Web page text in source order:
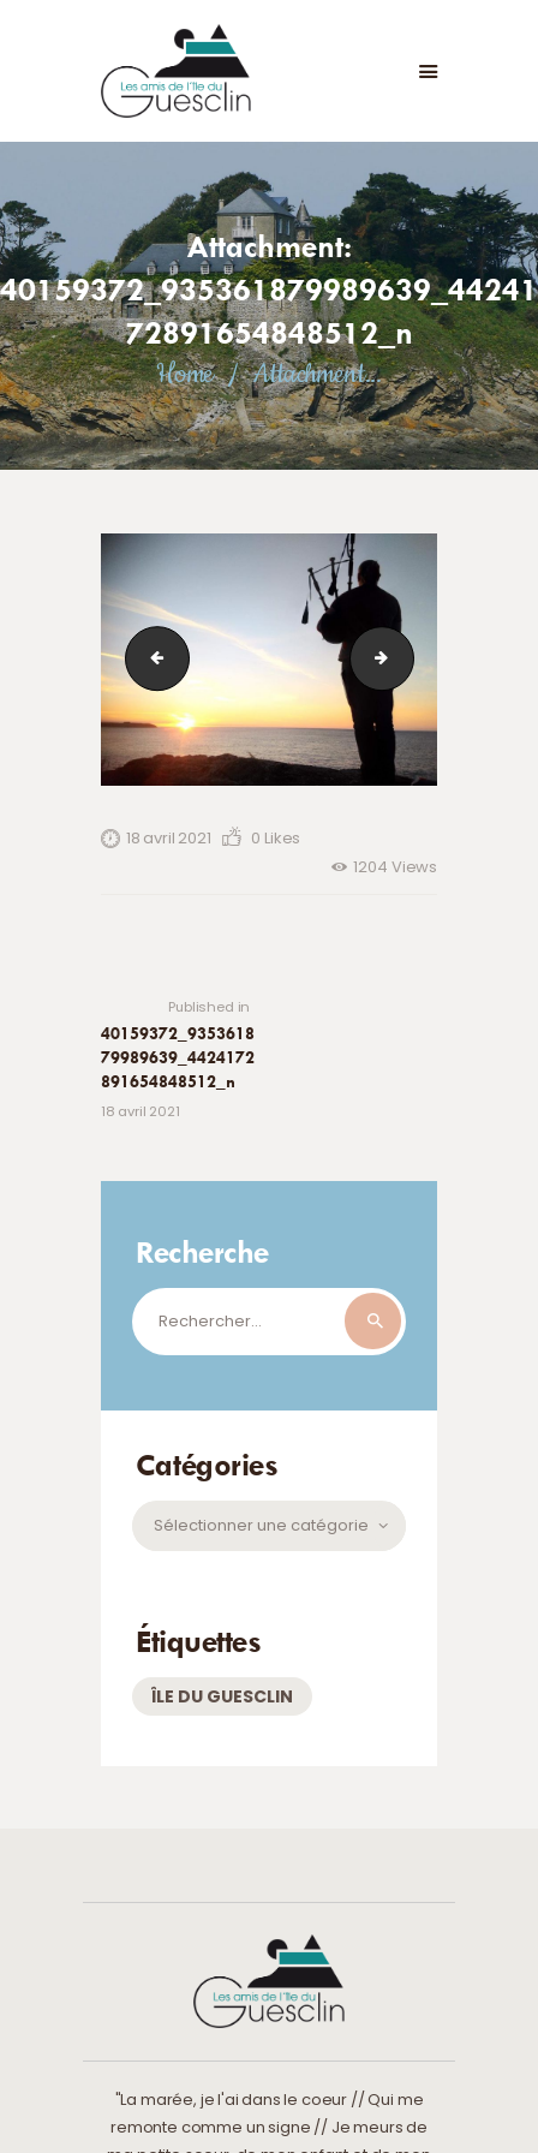
Attachment:
40159372_935361879989639_44241
72891654848512_n
Home
Attachment...
LES AMIS DE L'ÎLE DU GUESCLIN
LE FORT ET L’ÎLE
ASSOCIATION
ADHÉSION
ANIMATIONS
ACTUALITÉS
CONTACT
Classique sur le Roc 25-26 août 2018 (7)
18 avril 2021 0 Likes
1204 Views
Published in
40159372_9353618
79989639_4424172
891654848512_n
18 avril 2021
Recherche
Rechercher :
Catégories
Catégories
Étiquettes
ÎLE DU GUESCLIN
"La marée, je l'ai dans le coeur // Qui me
remonte comme un signe // Je meurs de